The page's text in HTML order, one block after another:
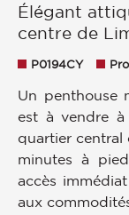
Élégant
centre de
P0194CY
Un penthouse
est à vendre
quartier central
minutes à
accès
aux